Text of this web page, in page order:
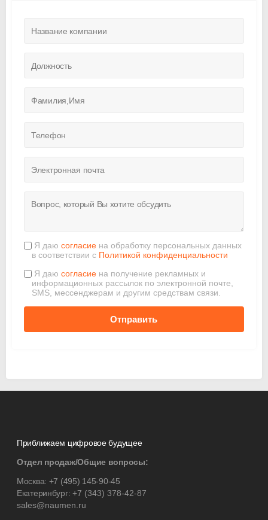
Я даю согласие на обработку персональных данных
в соответствии с Политикой конфиденциальности
Я даю согласие на получение рекламных и
информационных рассылок по электронной почте,
SMS, мессенджерам и другим средствам связи.
Отправить
Приближаем цифровое будущее
Отдел продаж/Общие вопросы:
Москва: +7 (495) 145-90-45
Екатеринбург:+7 (343) 378-42-87
sales@naumen.ru